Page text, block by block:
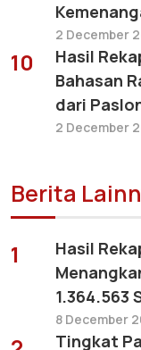
2 December
10
Hasil
Bahasan
dari
2 December
Berita
1
Hasil
1.364.563
8 December
Tingkat